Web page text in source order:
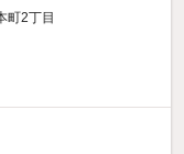
町2丁目